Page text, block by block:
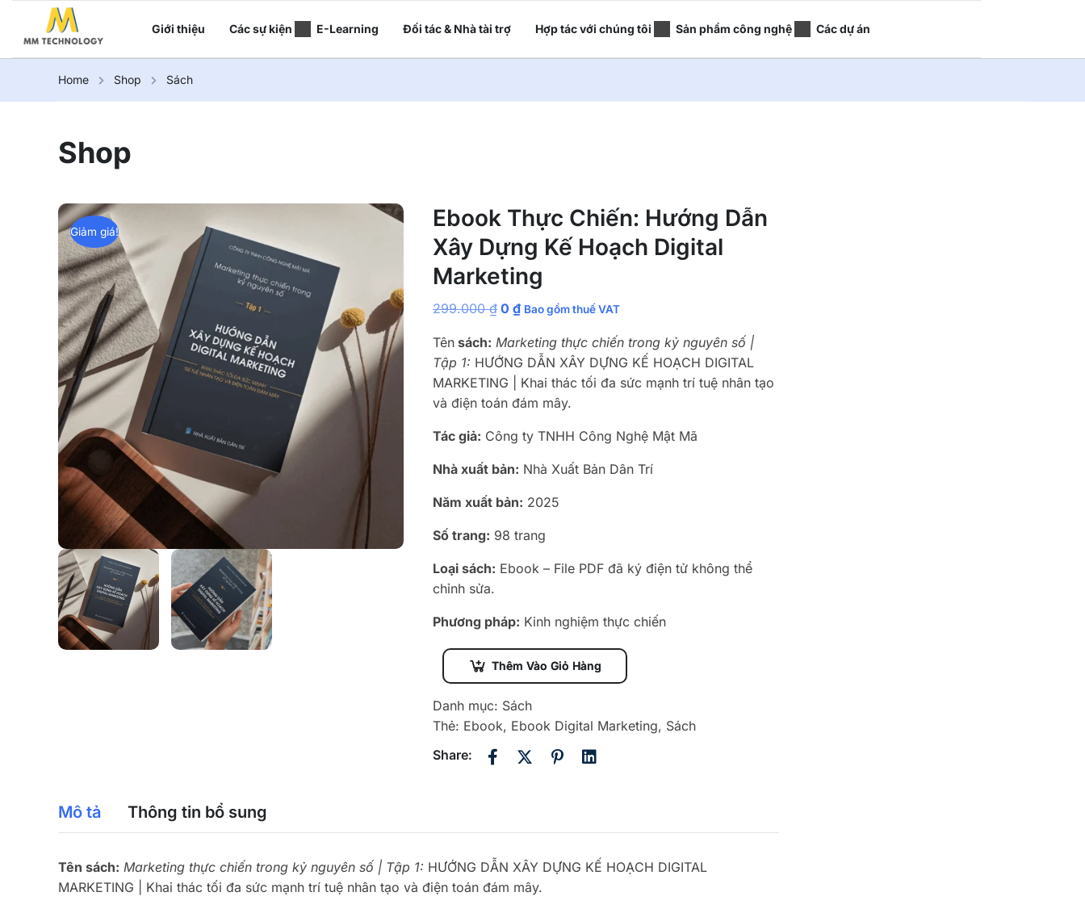
Giới thiệu Các sự kiện E-Learning Đối tác & Nhà tài trợ Hợp tác với chúng tôi Sản phẩm công nghệ Các dự án
Home Shop Sách
Shop
Giảm giá!
Ebook Thực Chiến: Hướng Dẫn
Xây Dựng Kế Hoạch Digital
Marketing
299.000₫ 0₫ Bao gồm thuế VAT
Tên sách: Marketing thực chiến trong kỷ nguyên số |
Tập 1: HƯỚNG DẪN XÂY DỰNG KẾ HOẠCH DIGITAL
MARKETING | Khai thác tối đa sức mạnh trí tuệ nhân tạo
và điện toán đám mây.
Tác giả: Công ty TNHH Công Nghệ Mật Mã
Nhà xuất bản: Nhà Xuất Bản Dân Trí
Năm xuất bản: 2025
Số trang: 98 trang
Loại sách: Ebook – File PDF đã ký điện tử không thể
chỉnh sửa.
Phương pháp: Kinh nghiệm thực chiến
Thêm Vào Giỏ Hàng
Danh mục: Sách
Thẻ: Ebook, Ebook Digital Marketing, Sách
Share:
Mô tả Thông tin bổ sung
Tên sách: Marketing thực chiến trong kỷ nguyên số | Tập 1: HƯỚNG DẪN XÂY DỰNG KẾ HOẠCH DIGITAL
MARKETING | Khai thác tối đa sức mạnh trí tuệ nhân tạo và điện toán đám mây.